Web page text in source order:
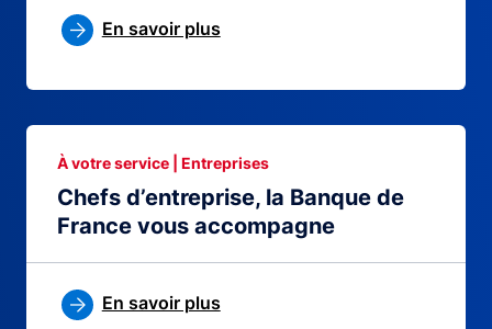
En savoir plus
Chefs d’entreprise, la Banque de
France vous accompagne
À votre service | Entreprises
En savoir plus